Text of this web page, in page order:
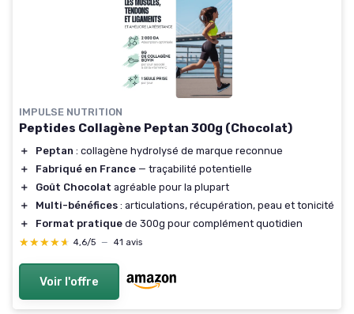
IMPULSE NUTRITION
Peptides Collagène Peptan 300g (Chocolat)
＋ Peptan : collagène hydrolysé de marque reconnue
＋
Fabriqué en France — traçabilité potentielle
＋
Goût Chocolat agréable pour la plupart
＋
Multi-bénéfices : articulations, récupération, peau et tonicité
＋
Format pratique de 300g pour complément quotidien
★★★★★
★★★★★ 4,6/5 — 41 avis
Voir l'offre